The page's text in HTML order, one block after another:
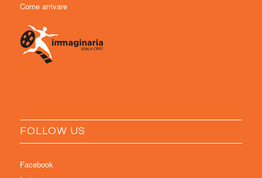
Come arrivare
FOLLOW US
Facebook